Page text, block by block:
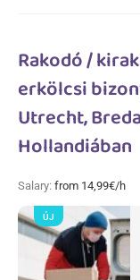
Rakodó /
erkölcsi
Utrecht,
Hollandiában
Salary: from 14,99€/h
ÚJ